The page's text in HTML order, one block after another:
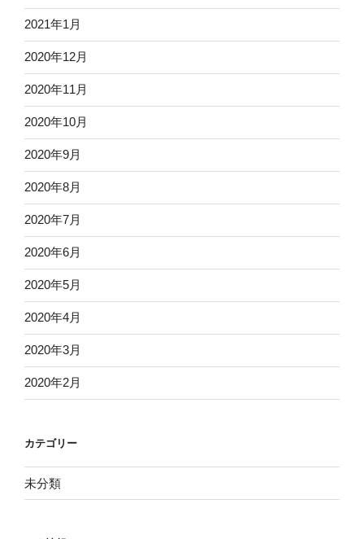
2021年1月
2020年12月
2020年11月
2020年10月
2020年9月
2020年8月
2020年7月
2020年6月
2020年5月
2020年4月
2020年3月
2020年2月
カテゴリー
未分類